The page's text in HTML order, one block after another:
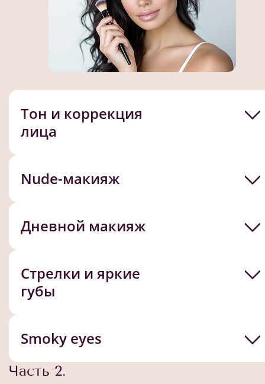
Тон и коррекция
лица
Nude-макияж
Дневной макияж
Стрелки и яркие
губы
Smoky eyes
Часть 2.